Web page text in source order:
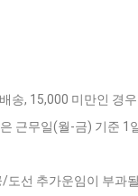
송, 15,000 미만인 경
근무일(월-금) 기준
도선 추가운임이 부과